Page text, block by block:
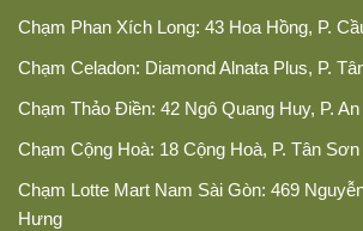
Chạm Phan Xích Long: 43 Hoa Hồng, P.
Chạm Celadon: Diamond Alnata Plus, P.
Chạm Thảo Điền: 42 Ngô Quang Huy, P.
Chạm Cộng Hoà: 18 Cộng Hoà, P. Tân
Chạm Lotte Mart Nam Sài Gòn: 469
Hưng